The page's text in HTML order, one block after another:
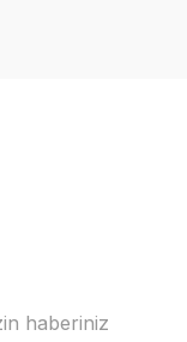
haberiniz